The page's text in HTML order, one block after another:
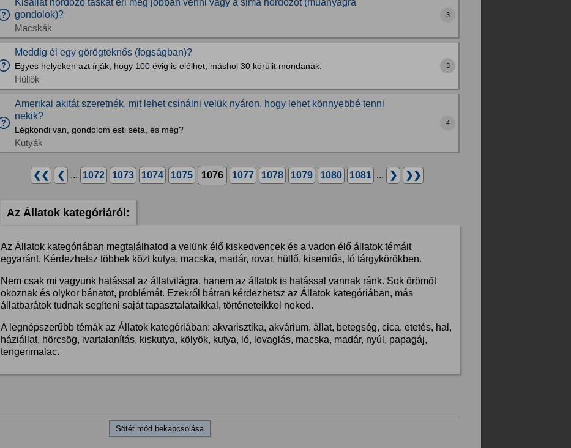
gondolok)?
Macskák
3
Meddig él egy görögteknős (fogságban)?
Egyes helyeken azt írják, hogy 100 évig is elélhet, máshol 30 körülit mondanak.
Hüllők
3
Amerikai akitát szeretnék, mit lehet csinálni velük nyáron, hogy lehet könnyebbé tenni
nekik?
Légkondi van, gondolom esti séta, és még?
Kutyák
4
❮❮ ❮ ... 1072 1073 1074 1075 1076 1077 1078 1079 1080 1081 ... ❯ ❯❯
Az Állatok kategóriáról:
Az Állatok kategóriában megtalálhatod a velünk élő kiskedvencek és a vadon élő állatok témáit
egyaránt. Kérdezhetsz többek közt kutya, macska, madár, rovar, hüllő, kisemlős, ló tárgykörökben.
Nem csak mi vagyunk hatással az állatvilágra, hanem az állatok is hatással vannak ránk. Sok örömöt
okoznak és olykor bánatot, problémát. Ezekről bátran kérdezhetsz az Állatok kategóriában, más
állatbarátok tudnak segíteni saját tapasztalataikkal, történeteikkel neked.
A legnépszerűbb témák az Állatok kategóriában: akvarisztika, akvárium, állat, betegség, cica, etetés, hal,
háziállat, hörcsög, ivartalanítás, kiskutya, kölyök, kutya, ló, lovaglás, macska, madár, nyúl, papagáj,
tengerimalac.
Sötét mód bekapcsolása